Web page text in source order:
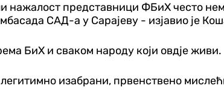
представници ФБиХ често
САД-а у Сарајеву - изјавио је
БиХ и сваком народу који овдје живи.
изабрани, првенствено